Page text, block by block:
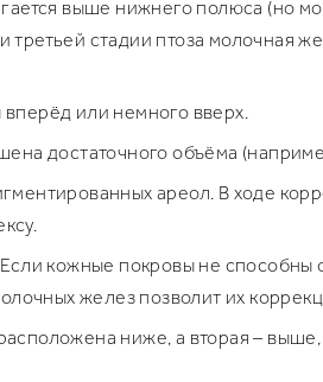
выше нижнего полюса (но
стадии птоза молочная
или немного вверх.
достаточного объёма
ареол. В ходе
кожные покровы не способны
желез позволит их
ниже, а вторая –